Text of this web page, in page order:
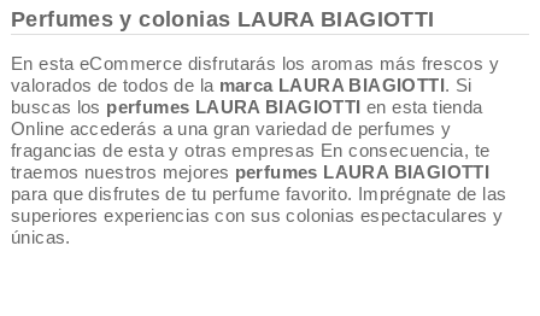
Perfumes y colonias LAURA BIAGIOTTI
En esta eCommerce disfrutarás los aromas más frescos y
valorados de todos de la marca LAURA BIAGIOTTI. Si
buscas los perfumes LAURA BIAGIOTTI en esta tienda
Online accederás a una gran variedad de perfumes y
fragancias de esta y otras empresas En consecuencia, te
traemos nuestros mejores perfumes LAURA BIAGIOTTI
para que disfrutes de tu perfume favorito. Imprégnate de las
superiores experiencias con sus colonias espectaculares y
únicas.